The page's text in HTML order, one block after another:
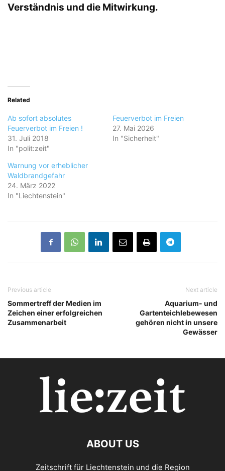
Verständnis und die Mitwirkung.
Related
Ab sofort absolutes
Feuerverbot im Freien !
31. Juli 2018
In "polit:zeit"
Feuerverbot im Freien
27. Mai 2026
In "Sicherheit"
Warnung vor erheblicher
Waldbrandgefahr
24. März 2022
In "Liechtenstein"
Previous article
Sommertreff der Medien im
Zeichen einer erfolgreichen
Zusammenarbeit
Next article
Aquarium- und
Gartenteichlebewesen
gehören nicht in unsere
Gewässer
ABOUT US
Zeitschrift für Liechtenstein und die Region